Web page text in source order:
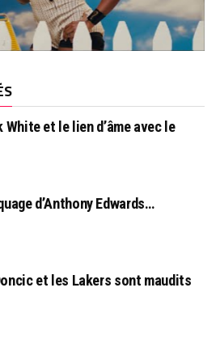
White et le lien d’âme avec le
d’Anthony Edwards…
et les Lakers sont maudits